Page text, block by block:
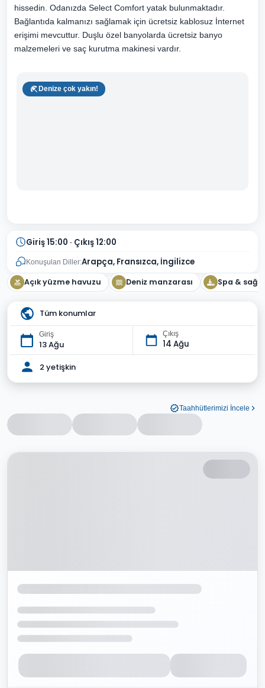
hissedin. Odanızda Select Comfort yatak bulunmaktadır.
Bağlantıda kalmanızı sağlamak için ücretsiz kablosuz İnternet
erişimi mevcuttur. Duşlu özel banyolarda ücretsiz banyo
malzemeleri ve saç kurutma makinesi vardır.
Denize çok yakın!
Giriş 15:00 · Çıkış 12:00
Konuşulan Diller:Arapça, Fransızca, İngilizce
Açık yüzme havuzu Deniz manzarası Spa &
Tüm konumlar
Giriş
13 Ağu
Çıkış
14 Ağu
2 yetişkin
Taahhütlerimizi İncele